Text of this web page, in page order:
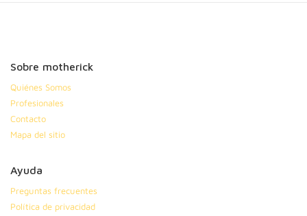
Sobre motherick
Quiénes Somos
Profesionales
Contacto
Mapa del sitio
Ayuda
Preguntas frecuentes
Política de privacidad